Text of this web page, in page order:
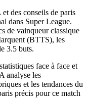
des conseils de paris
dans Super League.
de vainqueur classique
(BTTS), les
3.5 buts.
face à face et
analyse les
et les tendances du
précis pour ce match